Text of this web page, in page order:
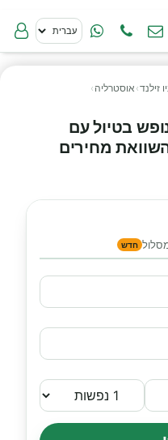
זילנד› אוסטרליה ›
בטיול עם
מחירים
חדש